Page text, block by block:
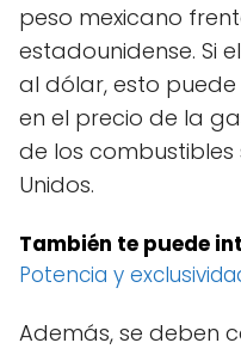
peso mexicano
estadounidense. Si
al dólar, esto
en el precio de la
de los
Unidos.
También te puede
Potencia y
Además, se deben